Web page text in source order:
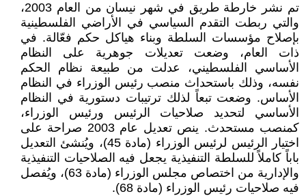
تم نشر خارطة طريق في شهر نيسان من العام 2003،
والتي ربطت التقدم السياسي في الأراضي الفلسطينية
بإصلاح مؤسسات السلطة وبناء هياكل حكم فعّالة. في
ذات العام، وضعت تعديلات جوهرية على النظام
الأساسي الفلسطيني، عدلت من طبيعة نظام الحكم
نفسه، وذلك باستحداث منصب رئيس الوزراء في النظام
الأساس. وضعت تبعاً لذلك ترتيبات دستورية في النظام
الأساسي لتحديد صلاحيات الرئيس ورئيس الوزراء،
كمنصب مستحدث. ينص تعديل عام 2003 صراحة على
اختيار الرئيس لرئيس الوزراء (مادة 45)، ويُنشئ التعديل
باباً كاملاً للسلطة التنفيذية يجعل فيه الصلاحيات التنفيذية
والإدارية من اختصاص مجلس الوزراء (مادة 63)، ويُفصل
فيه صلاحيات رئيس الوزراء (مادة 68).